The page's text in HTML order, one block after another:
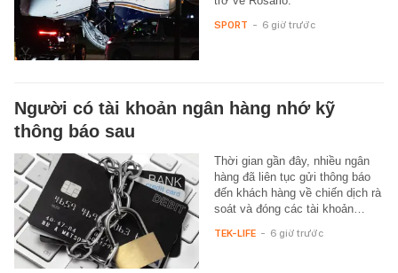
SPORT - 6 giờ trước
Người có tài khoản ngân hàng nhớ kỹ
thông báo sau
Thời gian gần đây, nhiều ngân
hàng đã liên tục gửi thông báo
đến khách hàng về chiến dịch rà
soát và đóng các tài khoản…
TEK-LIFE - 6 giờ trước